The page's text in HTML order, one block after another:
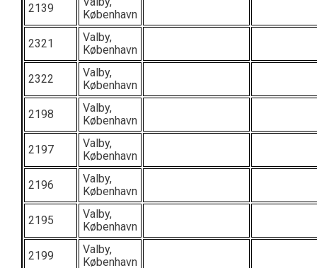
2139
København
2321
Valby,
København
2322
Valby,
København
2198
Valby,
København
2197
Valby,
København
2196
Valby,
København
2195
Valby,
København
2199
Valby,
København